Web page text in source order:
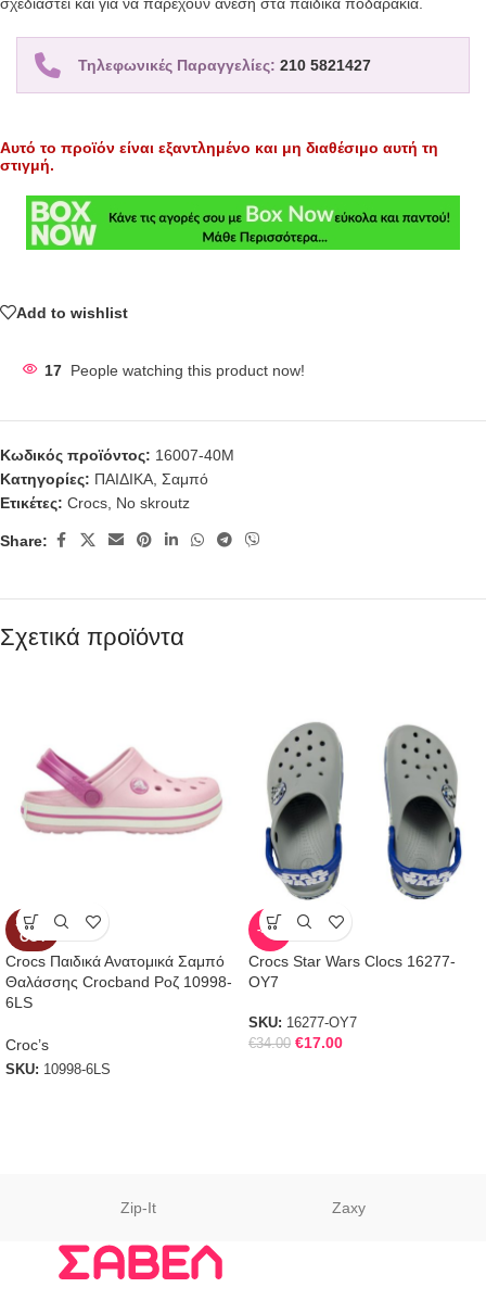
σχεδιαστεί και για να παρέχουν άνεση στα παιδικά ποδαράκια.
Τηλεφωνικές Παραγγελίες: 210 5821427
Αυτό το προϊόν είναι εξαντλημένο και μη διαθέσιμο αυτή τη
στιγμή.
Add to wishlist
17 People watching this product now!
Κωδικός προϊόντος: 16007-40Μ
Κατηγορίες: ΠΑΙΔΙΚΑ Σαμπό
Ετικέτες: Crocs No skroutz
Share:
Σχετικά προϊόντα
SOLD
OUT
Crocs Παιδικά Ανατομικά Σαμπό
Θαλάσσης Crocband Ροζ 10998-
6LS
Croc’s
SKU: 10998-6LS
-50%
Crocs Star Wars Clocs 16277-
OY7
SKU: 16277-OY7
€34.00 €17.00
Zip-It Zaxy